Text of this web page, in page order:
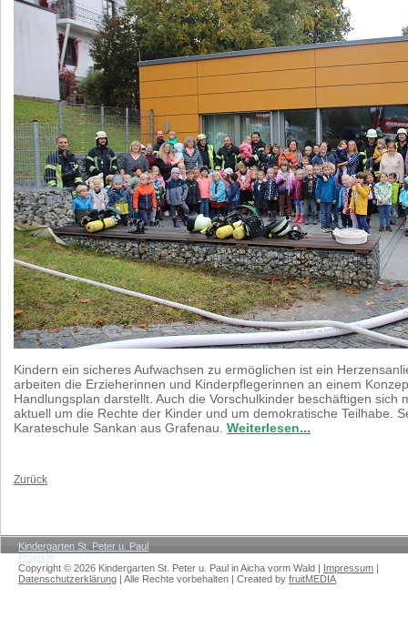
Kindern ein sicheres Aufwachsen zu ermöglichen ist ein
arbeiten die Erzieherinnen und Kinderpflegerinnen an einem
Handlungsplan darstellt. Auch die Vorschulkinder beschäftigen
aktuell um die Rechte der Kinder und um demokratische Teilhabe.
Karateschule Sankan aus Grafenau. Weiterlesen...
Zurück
Kindergarten St. Peter u. Paul
Projekte
Artikel: Präventionsarbeit im Kindergarten
Copyright © 2026 Kindergarten St. Peter u. Paul in Aicha vorm Wald | Impressum |
Datenschutzerklärung | Alle Rechte vorbehalten | Created by fruitMEDIA